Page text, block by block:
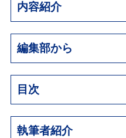
内容紹介
編集部から
目次
執筆者紹介